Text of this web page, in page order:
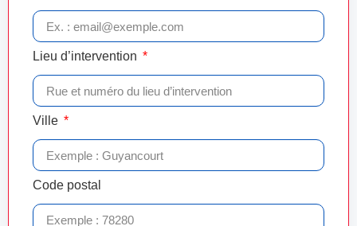
Lieu d’intervention
Ville
Code postal